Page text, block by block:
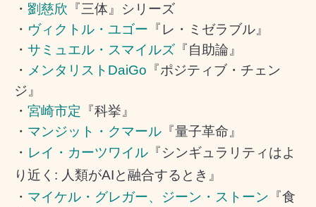
・ 劉慈欣 『三体』シリーズ
・ ヴィクトル・ユゴー 『レ・ミゼラブル』
・ サミュエル・スマイルズ 『自助論』
・ メンタリストDaiGo 『ポジティブ・チェン
ジ』
・ 宮崎市定 『科挙』
・ マンジット・クマール 『量子革命』
・ レイ・カーツワイル 『シンギュラリティはよ
り近く: 人類がAIと融合するとき 』
・ マイケル・グレガー、 ジーン・ストーン 『食